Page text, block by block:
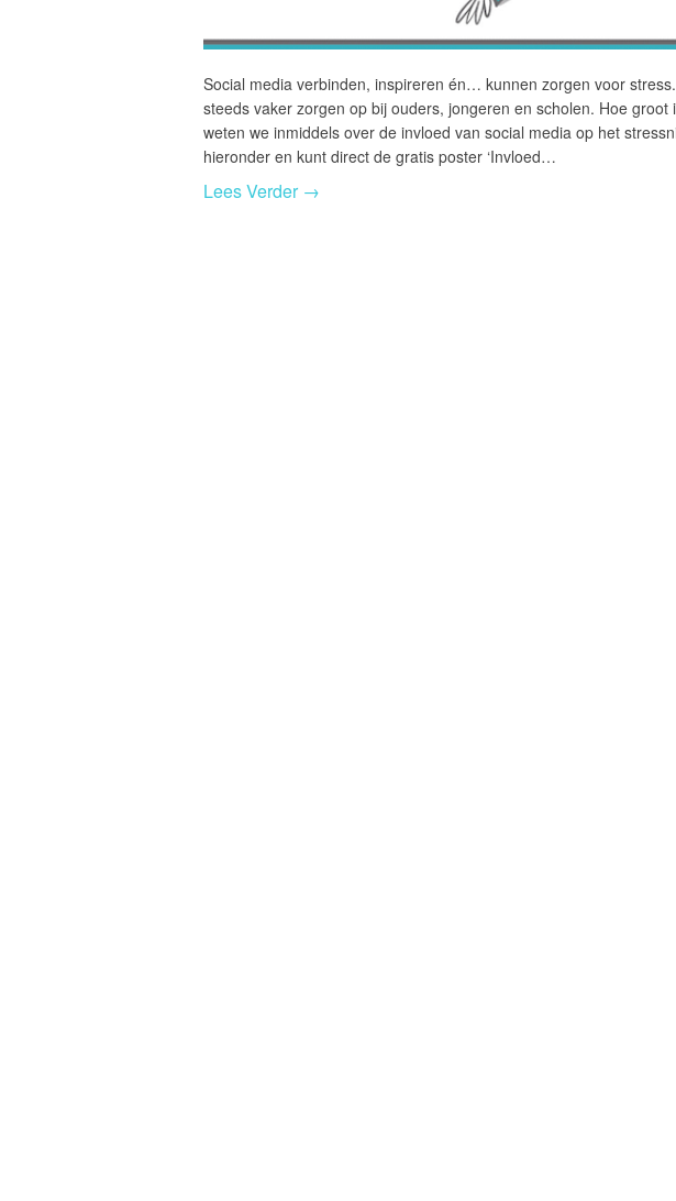
Social media verbinden, inspireren én… kunnen zorgen voor
steeds vaker zorgen op bij ouders, jongeren en scholen. Hoe groot
weten we inmiddels over de invloed van social media op het
hieronder en kunt direct de gratis poster ‘Invloed…
Lees Verder →